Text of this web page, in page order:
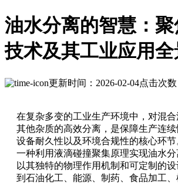
油水分离的智慧：
技术及其工业应用全
更新时间：2026-02-04点击次
在复杂多变的工业生产环境中，对混
其他杂质的高效分离，是保障生产连续
设备耐久性以及环境合规性的核心环节
一种利用液滴碰撞聚集原理实现油水分
以其独特的物理作用机制和可定制的
到石油化工、能源、制药、食品加工